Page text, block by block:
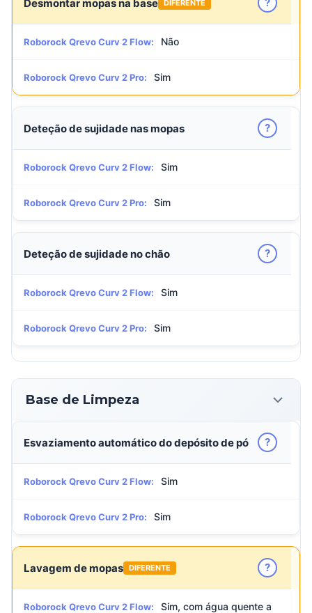
Desmontar mopas na base DIFERENTE
Roborock Qrevo Curv 2 Flow: Não
Roborock Qrevo Curv 2 Pro: Sim
Deteção de sujidade nas mopas ?
Roborock Qrevo Curv 2 Flow: Sim
Roborock Qrevo Curv 2 Pro: Sim
Deteção de sujidade no chão ?
Roborock Qrevo Curv 2 Flow: Sim
Roborock Qrevo Curv 2 Pro: Sim
Base de Limpeza
Esvaziamento automático do depósito de pó ?
Roborock Qrevo Curv 2 Flow: Sim
Roborock Qrevo Curv 2 Pro: Sim
Lavagem de mopas DIFERENTE ?
Roborock Qrevo Curv 2 Flow:
Sim, com água quente a